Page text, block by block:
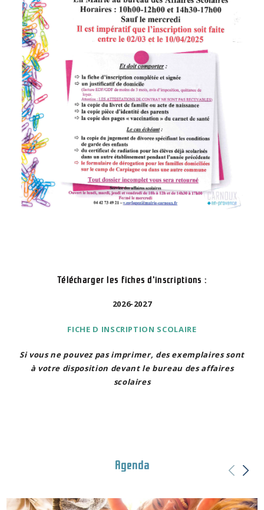
Télécharger les fiches d'inscriptions :
2026-2027
FICHE D INSCRIPTION SCOLAIRE
Si vous ne pouvez pas imprimer, des exemplaires sont
à votre disposition devant le bureau des affaires
scolaires
Agenda